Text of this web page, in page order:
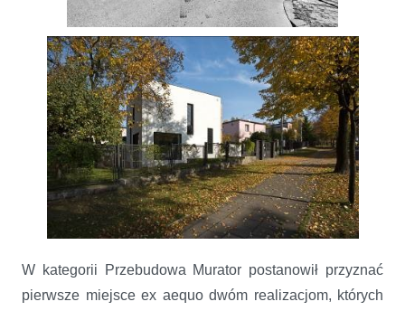
W kategorii Przebudowa Murator postanowił przyznać
pierwsze miejsce ex aequo dwóm realizacjom, których